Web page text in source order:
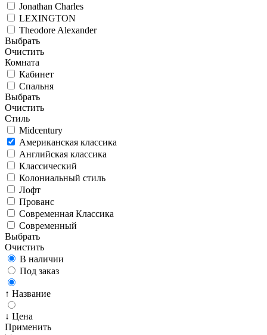
Jonathan Charles
LEXINGTON
Theodore Alexander
Выбрать
Очистить
Комната
Кабинет
Спальня
Выбрать
Очистить
Стиль
Midcentury
Американская классика
Английская классика
Классический
Колониальный стиль
Лофт
Прованс
Современная Классика
Современный
Выбрать
Очистить
В наличии
Под заказ
↑ Название
↓ Цена
Применить